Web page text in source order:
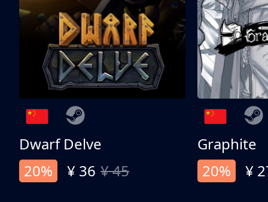
Dwarf Delve
20%
¥ 36 ¥ 45
Graphite
20%
¥